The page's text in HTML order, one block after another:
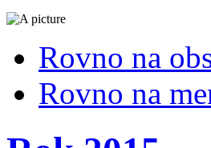
Rovno na
Rovno na